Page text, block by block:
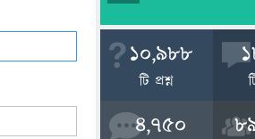
10,988
টি প্রশ্ন
4,750